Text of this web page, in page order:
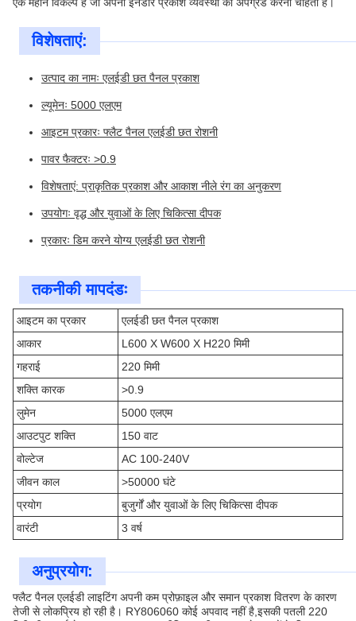
विशेषताएं:
उत्पाद का नामः एलईडी छत पैनल प्रकाश
ल्यूमेनः 5000 एलएम
आइटम प्रकारः फ्लैट पैनल एलईडी छत रोशनी
पावर फैक्टरः >0.9
विशेषताएं: प्राकृतिक प्रकाश और आकाश नीले रंग का अनुकरण
उपयोगः वृद्ध और युवाओं के लिए चिकित्सा दीपक
प्रकारः डिम करने योग्य एलईडी छत रोशनी
तकनीकी मापदंडः
आइटम का प्रकार
एलईडी छत पैनल प्रकाश
आकार
L600 X W600 X H220 मिमी
गहराई
220 मिमी
शक्ति कारक
>0.9
लुमेन
5000 एलएम
आउटपुट शक्ति
150 वाट
वोल्टेज
AC 100-240V
जीवन काल
>50000 घंटे
प्रयोग
बुजुर्गों और युवाओं के लिए चिकित्सा दीपक
वारंटी
3 वर्ष
अनुप्रयोग:
फ्लैट पैनल एलईडी लाइटिंग अपनी कम प्रोफ़ाइल और समान प्रकाश वितरण के कारण
तेजी से लोकप्रिय हो रही है। RY806060 कोई अपवाद नहीं है,इसकी पतली 220